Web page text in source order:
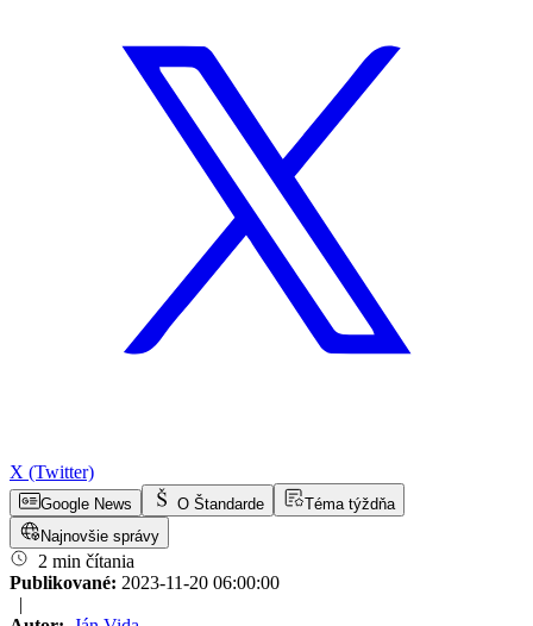
X (Twitter)
Google News O Štandarde
Téma týždňa
Najnovšie správy
2 min čítania
Publikované: 2023-11-20 06:00:00
|